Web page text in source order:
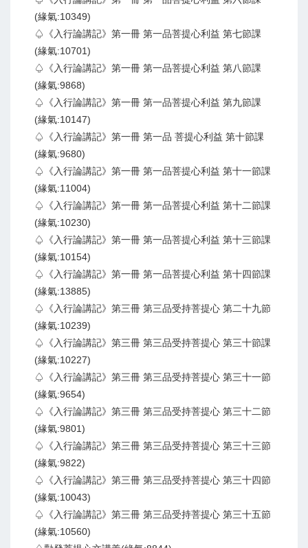
(緣氣:10349)
♤《入行論講記》第一冊 第一品菩提心利益 第七節課
(緣氣:10701)
♤《入行論講記》第一冊 第一品菩提心利益 第八節課
(緣氣:9868)
♤《入行論講記》第一冊 第一品菩提心利益 第九節課
(緣氣:10147)
♤《入行論講記》第一冊 第一品 菩提心利益 第十節課
(緣氣:9680)
♤《入行論講記》第一冊 第一品菩提心利益 第十一節課
(緣氣:11004)
♤《入行論講記》第一冊 第一品菩提心利益 第十二節課
(緣氣:10230)
♤《入行論講記》第一冊 第一品菩提心利益 第十三節課
(緣氣:10154)
♤《入行論講記》第一冊 第一品菩提心利益 第十四節課
(緣氣:13885)
♤《入行論講記》第三冊 第三品受持菩提心 第二十九節
(緣氣:10239)
♤《入行論講記》第三冊 第三品受持菩提心 第三十節課
(緣氣:10227)
♤《入行論講記》第三冊 第三品受持菩提心 第三十一節
(緣氣:9654)
♤《入行論講記》第三冊 第三品受持菩提心 第三十二節
(緣氣:9801)
♤《入行論講記》第三冊 第三品受持菩提心 第三十三節
(緣氣:9822)
♤《入行論講記》第三冊 第三品受持菩提心 第三十四節
(緣氣:10043)
♤《入行論講記》第三冊 第三品受持菩提心 第三十五節
(緣氣:10560)